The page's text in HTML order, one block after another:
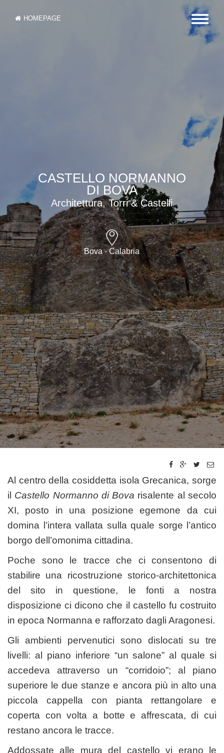
HOMEPAGE
CASTELLO NORMANNO
DI BOVA
Architettura, Torri & Castelli
Bova - Calabria
Al centro della cosiddetta isola Grecanica, sorge
il Castello Normanno di Bova risalente al secolo
XI, posto in una posizione egemone da cui
domina l’intera vallata sulla quale sorge l’antico
borgo dell’omonima cittadina.
Poche sono le tracce che ci consentono di
stabilire una ricostruzione storico-architettonica
del sito in questione, le fonti a nostra
disposizione ci dicono che il castello fu costruito
in epoca Normanna e rafforzato dagli Aragonesi.
Gli ambienti pervenutici sono dislocati su tre
livelli: al piano inferiore “un salone” al quale si
accedeva attraverso un “corridoio”; al piano
superiore le due stanze e ancora più in alto una
piccola cappella con pianta rettangolare e
coperta con volta a botte e affrescata, di cui
restano ancora le tracce.
Addossate alle mura del castello vi erano le